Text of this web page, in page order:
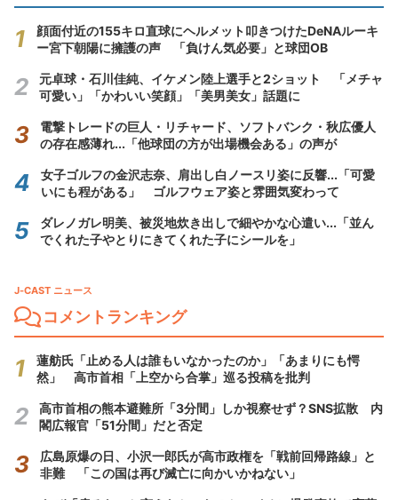
顔面付近の155キロ直球にヘルメット叩きつけたDeNAルーキ
ー宮下朝陽に擁護の声 「負けん気必要」と球団OB
元卓球・石川佳純、イケメン陸上選手と2ショット 「メチャ
可愛い」「かわいい笑顔」「美男美女」話題に
電撃トレードの巨人・リチャード、ソフトバンク・秋広優人
の存在感薄れ...「他球団の方が出場機会ある」の声が
女子ゴルフの金沢志奈、肩出し白ノースリ姿に反響...「可愛
いにも程がある」 ゴルフウェア姿と雰囲気変わって
ダレノガレ明美、被災地炊き出しで細やかな心遣い...「並ん
でくれた子やとりにきてくれた子にシールを」
J-CAST ニュース
コメントランキング
蓮舫氏「止める人は誰もいなかったのか」「あまりにも愕
然」 高市首相「上空から合掌」巡る投稿を批判
高市首相の熊本避難所「3分間」しか視察せず？SNS拡散 内
閣広報官「51分間」だと否定
広島原爆の日、小沢一郎氏が高市政権を「戦前回帰路線」と
非難 「この国は再び滅亡に向かいかねない」